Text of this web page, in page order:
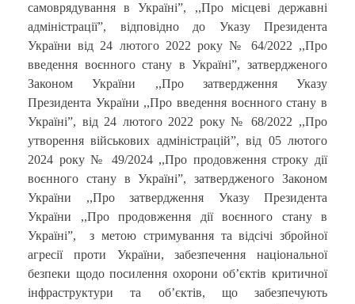
самоврядування в Україні”, ,,Про місцеві державні
адміністрації”, відповідно до Указу Президента
України від 24 лютого 2022 року № 64/2022 ,,Про
введення воєнного стану в Україні”, затвердженого
Законом України ,,Про затвердження Указу
Президента України ,,Про введення воєнного стану в
Україні”, від 24 лютого 2022 року № 68/2022 ,,Про
утворення військових адміністрацій”, від 05 лютого
2024 року № 49/2024 ,,Про продовження строку дії
воєнного стану в Україні”, затвердженого Законом
України ,,Про затвердження Указу Президента
України ,,Про продовження дії воєнного стану в
Україні”, з метою стримування та відсічі збройної
агресії проти України, забезпечення національної
безпеки щодо посилення охорони об’єктів критичної
інфраструктури та об’єктів, що забезпечують